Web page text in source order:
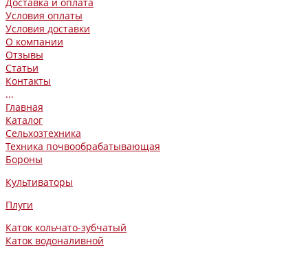
Условия оплаты
Условия доставки
О компании
Отзывы
Статьи
Контакты
...
Главная
Каталог
Сельхозтехника
Техника почвообрабатывающая
Бороны
Культиваторы
Плуги
Каток кольчато-зубчатый
Каток водоналивной